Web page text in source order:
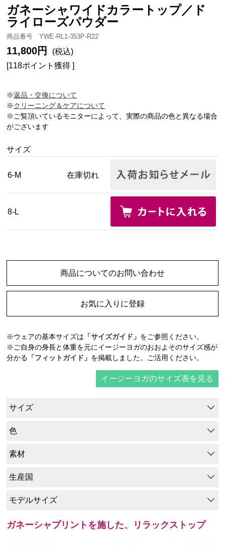
ガネーシャワイドカラートップ／ド
ライローズパウダー
商品番号 YWE-RL1-353P-R22
11,800円
(税込)
[118ポイント獲得 ]
※返品・交換について
※クリーニング＆ケアについて
※ご覧頂いているモニターによって、実際の商品の色と異なる場合
がございます
サイズ
6-M 在庫切れ
8-L
商品についてのお問い合わせ
お気に入りに登録
※ウェアの基本サイズは 「サイズガイド」 をご参照ください。
※ご自身の身長と体重を元にイージーヨガのおおよそのサイズ感が
分かる 「フィットガイド」 を掲載しました。ご活用ください。
イージーヨガのサイズ表を見る
サイズ
色
素材
生産国
モデルサイズ
ガネーシャプリントを施した、リラックストップ